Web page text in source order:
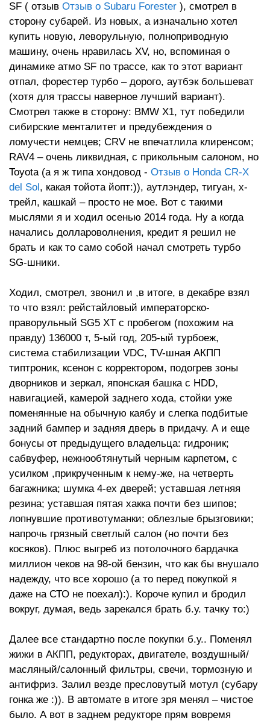
SF ( отзыв Отзыв о Subaru Forester ), смотрел в
сторону субарей. Из новых, а изначально хотел
купить новую, леворульную, полноприводную
машину, очень нравилась XV, но, вспоминая о
динамике атмо SF по трассе, как то этот вариант
отпал, форестер турбо – дорого, аутбэк большеват
(хотя для трассы наверное лучший вариант).
Смотрел также в сторону: BMW X1, тут победили
сибирские менталитет и предубеждения о
ломучести немцев; CRV не впечатлила клиренсом;
RAV4 – очень ликвидная, с прикольным салоном, но
Toyota (а я ж типа хондовод - Отзыв о Honda CR-X
del Sol, какая тойота йопт:)), аутлэндер, тигуан, х-
трейл, кашкай – просто не мое. Вот с такими
мыслями я и ходил осенью 2014 года. Ну а когда
начались доллароволнения, кредит я решил не
брать и как то само собой начал смотреть турбо
SG-шники.
Ходил, смотрел, звонил и ,в итоге, в декабре взял
то что взял: рейстайловый императорско-
праворульный SG5 XT с пробегом (похожим на
правду) 136000 т, 5-ый год, 205-ый турбоеж,
система стабилизации VDC, TV-шная АКПП
типтроник, ксенон с корректором, подогрев зоны
дворников и зеркал, японская башка с HDD,
навигацией, камерой заднего хода, стойки уже
поменянные на обычную каябу и слегка подбитые
задний бампер и задняя дверь в придачу. А и еще
бонусы от предыдущего владельца: гидроник;
сабвуфер, нежнообтянутый черным карпетом, с
усилком ,прикрученным к нему-же, на четверть
багажника; шумка 4-ех дверей; уставшая летняя
резина; уставшая пятая хакка почти без шипов;
лопнувшие противотуманки; облезлые брызговики;
напрочь грязный светлый салон (но почти без
косяков). Плюс выгреб из потолочного бардачка
миллион чеков на 98-ой бензин, что как бы внушало
надежду, что все хорошо (а то перед покупкой я
даже на СТО не поехал):). Короче купил и бродил
вокруг, думая, ведь зарекался брать б.у. тачку то:)
Далее все стандартно после покупки б.у.. Поменял
жижи в АКПП, редукторах, двигателе, воздушный/
масляный/салонный фильтры, свечи, тормозную и
антифриз. Залил везде пресловутый мотул (субару
гонка же :)). В автомате в итоге зря менял – чистое
было. А вот в заднем редукторе прям вовремя